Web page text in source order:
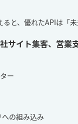
と、優れたAPIは「
サイト集客、営業
ー
の組み込み